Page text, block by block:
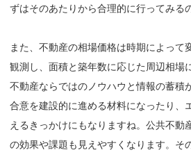
ずはそのあたりから合理的に行ってみる
また、不動産の相場価格は時期によって
観測し、面積と築年数に応じた周辺相場
不動産ならではのノウハウと情報の蓄積
合意を建設的に進める材料になったり、
えるきっかけにもなりますね。公共不動
の効果や課題も見えやすくなります。そ